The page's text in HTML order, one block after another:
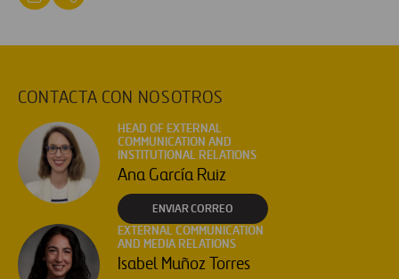
CONTACTA CON NOSOTROS
HEAD OF EXTERNAL
COMMUNICATION AND
INSTITUTIONAL RELATIONS
Ana García Ruiz
ENVIAR CORREO
EXTERNAL COMMUNICATION
AND MEDIA RELATIONS
Isabel Muñoz Torres